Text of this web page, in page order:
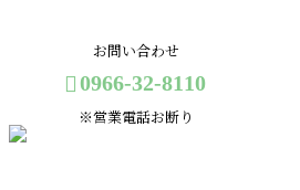
お問い合わせ
0966-32-8110
※営業電話お断り